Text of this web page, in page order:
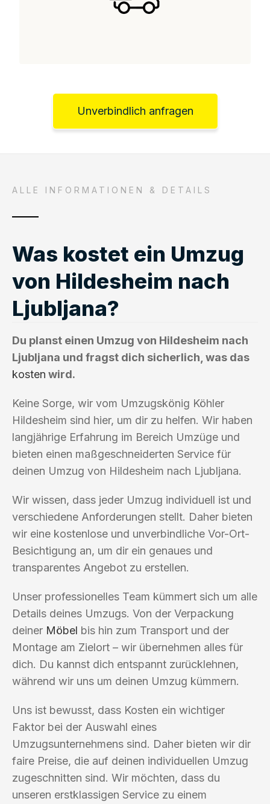
Unverbindlich anfragen
ALLE INFORMATIONEN & DETAILS
Was kostet ein Umzug
von Hildesheim nach
Ljubljana?
Du planst einen Umzug von Hildesheim nach
Ljubljana und fragst dich sicherlich, was das
kosten wird.
Keine Sorge, wir vom Umzugskönig Köhler
Hildesheim sind hier, um dir zu helfen. Wir haben
langjährige Erfahrung im Bereich Umzüge und
bieten einen maßgeschneiderten Service für
deinen Umzug von Hildesheim nach Ljubljana.
Wir wissen, dass jeder Umzug individuell ist und
verschiedene Anforderungen stellt. Daher bieten
wir eine kostenlose und unverbindliche Vor-Ort-
Besichtigung an, um dir ein genaues und
transparentes Angebot zu erstellen.
Unser professionelles Team kümmert sich um alle
Details deines Umzugs. Von der Verpackung
deiner Möbel bis hin zum Transport und der
Montage am Zielort – wir übernehmen alles für
dich. Du kannst dich entspannt zurücklehnen,
während wir uns um deinen Umzug kümmern.
Uns ist bewusst, dass Kosten ein wichtiger
Faktor bei der Auswahl eines
Umzugsunternehmens sind. Daher bieten wir dir
faire Preise, die auf deinen individuellen Umzug
zugeschnitten sind. Wir möchten, dass du
unseren erstklassigen Service zu einem